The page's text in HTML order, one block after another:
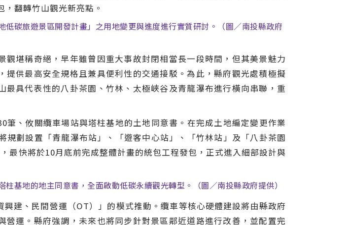
翻轉竹山觀光新亮點。
碳旅遊景區開發計畫」之用地變更與進度進行實質研討。（圖／南投縣政府
堪稱奇絕，早年雖曾因重大事故封閉相當長一段時間，但其美景魅力
供最高安全規格且兼具便利性的交通接駁。為此，縣府觀光處積極擬
具代表性的八卦茶園、竹林、太極峽谷及青龍瀑布進行橫向串聯，重
、攸關纜車場站與塔柱基地的土地同意書。在完成土地編定變更作業
劃設置「青龍瀑布站」、「遊客中心站」、「竹林站」及「八卦茶園
最快將於10月底前完成整體計畫的統包工程發包，正式進入細部設計與
基地的地主同意書，全面啟動低碳永續觀光轉型。（圖／南投縣政府提供）
建、民間營運（OT）」的模式推動。纜車等核心硬體建設將由縣政府
運。縣府強調，未來也將同步針對景區鄰近道路進行改善，並配置完